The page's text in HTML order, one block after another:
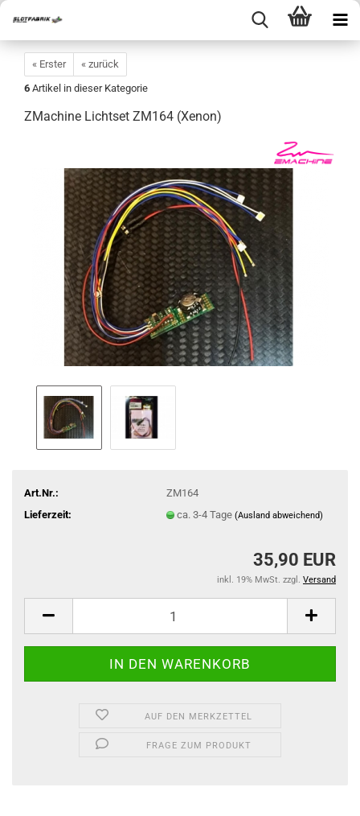
« Erster
« zurück
6 Artikel in dieser Kategorie
ZMachine Lichtset ZM164 (Xenon)
Art.Nr.:
ZM164
Lieferzeit:
ca. 3-4 Tage (Ausland abweichend)
35,90 EUR
inkl. 19% MwSt. zzgl. Versand
AUF DEN MERKZETTEL
FRAGE ZUM PRODUKT